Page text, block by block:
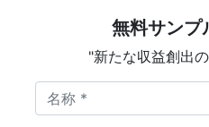
無料サンプ
"新たな収益創出